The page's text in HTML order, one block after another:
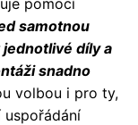
samotnou
díly a
snadno
volbou i pro ty,
uspořádání